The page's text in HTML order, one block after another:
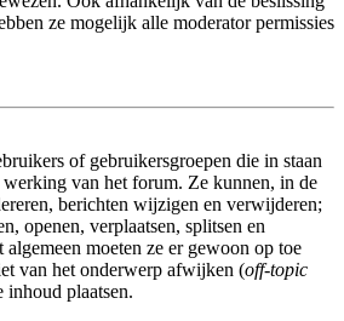
ze mogelijk alle moderator permissies
of gebruikersgroepen die in staan
van het forum. Ze kunnen, in de
berichten wijzigen en verwijderen;
openen, verplaatsen, splitsen en
moeten ze er gewoon op toe
van het onderwerp afwijken (off-topic
inhoud plaatsen.